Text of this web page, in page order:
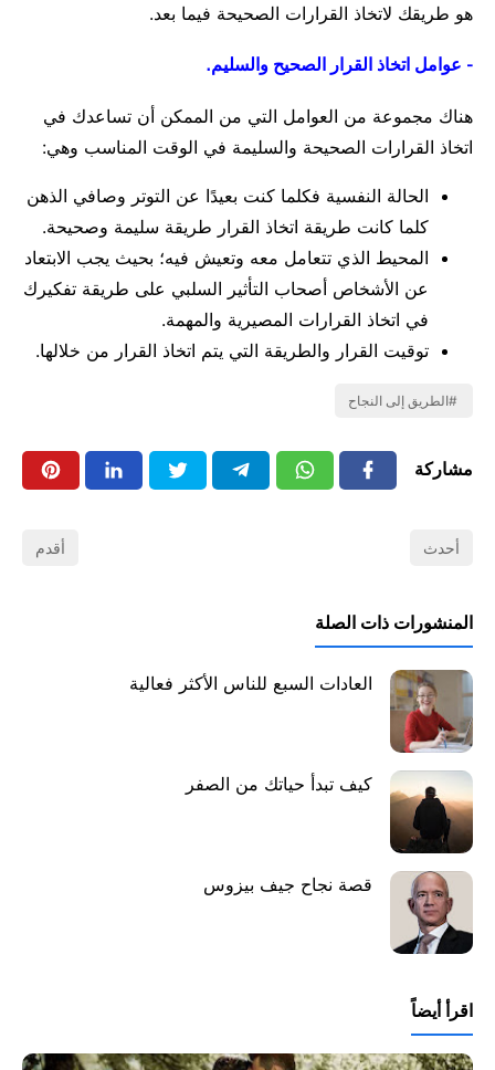
هو طريقك لاتخاذ القرارات الصحيحة فيما بعد.
- عوامل اتخاذ القرار الصحيح والسليم.
هناك مجموعة من العوامل التي من الممكن أن تساعدك في
اتخاذ القرارات الصحيحة والسليمة في الوقت المناسب وهي:
الحالة النفسية فكلما كنت بعيدًا عن التوتر وصافي الذهن
كلما كانت طريقة اتخاذ القرار طريقة سليمة وصحيحة.
المحيط الذي تتعامل معه وتعيش فيه؛ بحيث يجب الابتعاد
عن الأشخاص أصحاب التأثير السلبي على طريقة تفكيرك
في اتخاذ القرارات المصيرية والمهمة.
توقيت القرار والطريقة التي يتم اتخاذ القرار من خلالها.
الطريق إلى النجاح
مشاركة
أحدث أقدم
المنشورات ذات الصلة
العادات السبع للناس الأكثر فعالية
كيف تبدأ حياتك من الصفر
قصة نجاح جيف بيزوس
اقرأ أيضاً